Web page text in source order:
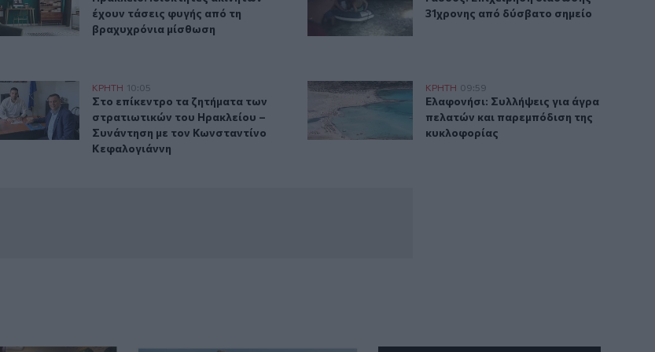
έχουν τάσεις φυγής από τη
βραχυχρόνια μίσθωση
31χρονης από δύσβατο σημείο
«Κρητικά Μαγειρέματα»
επίκεντρο τα ζητήματα των στρατιωτικών του Ηρακλείου – Συνάντηση με τον Κωνσταντίνο Κεφαλογιάννη
ΚΡΗΤΗ 10:05
Στο επίκεντρο τα ζητήματα των στρατιωτικών του Ηρακλείου – Συνάντηση με τον Κωνσταντίνο
Στο επίκεντρο τα ζητήματα των
στρατιωτικών του Ηρακλείου –
Συνάντηση με τον Κωνσταντίνο
Κεφαλογιάννη
Ελαφονήσι: Συλλήψεις για άγρα πελατών και παρεμπόδιση
ΚΡΗΤΗ 09:59
Ελαφονήσι: Συλλήψεις για άγρα
Ελαφονήσι: Συλλήψεις για άγρα
πελατών και παρεμπόδιση της
κυκλοφορίας